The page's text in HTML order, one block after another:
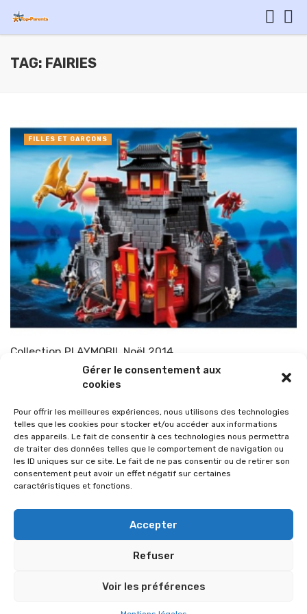
Gérer le consentement aux
cookies
Pour offrir les meilleures expériences, nous utilisons des technologies
telles que les cookies pour stocker et/ou accéder aux informations
des appareils. Le fait de consentir à ces technologies nous permettra
de traiter des données telles que le comportement de navigation ou
les ID uniques sur ce site. Le fait de ne pas consentir ou de retirer son
consentement peut avoir un effet négatif sur certaines
caractéristiques et fonctions.
Accepter
Refuser
Voir les préférences
TAG: FAIRIES
Collection PLAYMOBIL Noël 2014
TOP-PARENTS 11 décembre 2014
FILLES ET GARÇONS